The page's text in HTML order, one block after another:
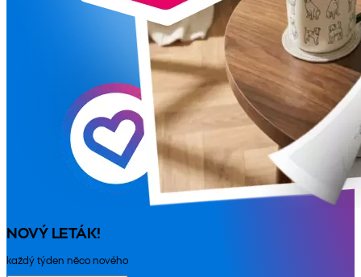
NOVÝ LETÁK!
každý týden něco nového